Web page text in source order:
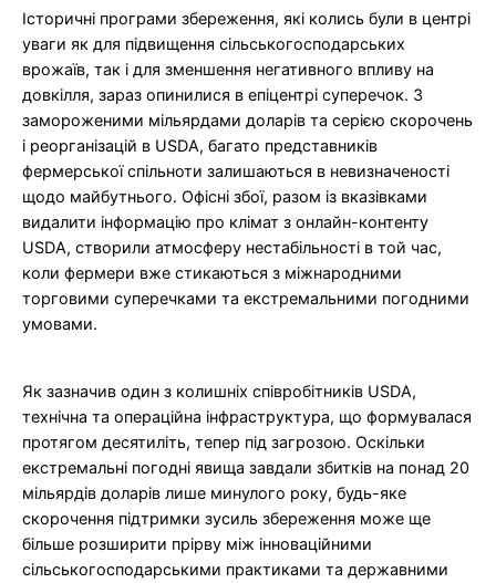
Історичні програми збереження, які колись були в центрі
уваги як для підвищення сільськогосподарських
врожаїв, так і для зменшення негативного впливу на
довкілля, зараз опинилися в епіцентрі суперечок. З
замороженими мільярдами доларів та серією скорочень
і реорганізацій в USDA, багато представників
фермерської спільноти залишаються в невизначеності
щодо майбутнього. Офісні збої, разом із вказівками
видалити інформацію про клімат з онлайн-контенту
USDA, створили атмосферу нестабільності в той час,
коли фермери вже стикаються з міжнародними
торговими суперечками та екстремальними погодними
умовами.
Як зазначив один з колишніх співробітників USDA,
технічна та операційна інфраструктура, що формувалася
протягом десятиліть, тепер під загрозою. Оскільки
екстремальні погодні явища завдали збитків на понад 20
мільярдів доларів лише минулого року, будь-яке
скорочення підтримки зусиль збереження може ще
більше розширити прірву між інноваційними
сільськогосподарськими практиками та державними